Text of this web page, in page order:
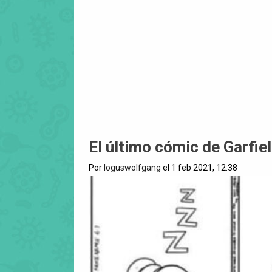
El último cómic de
Por loguswolfgang el 1 feb 2021, 12:38